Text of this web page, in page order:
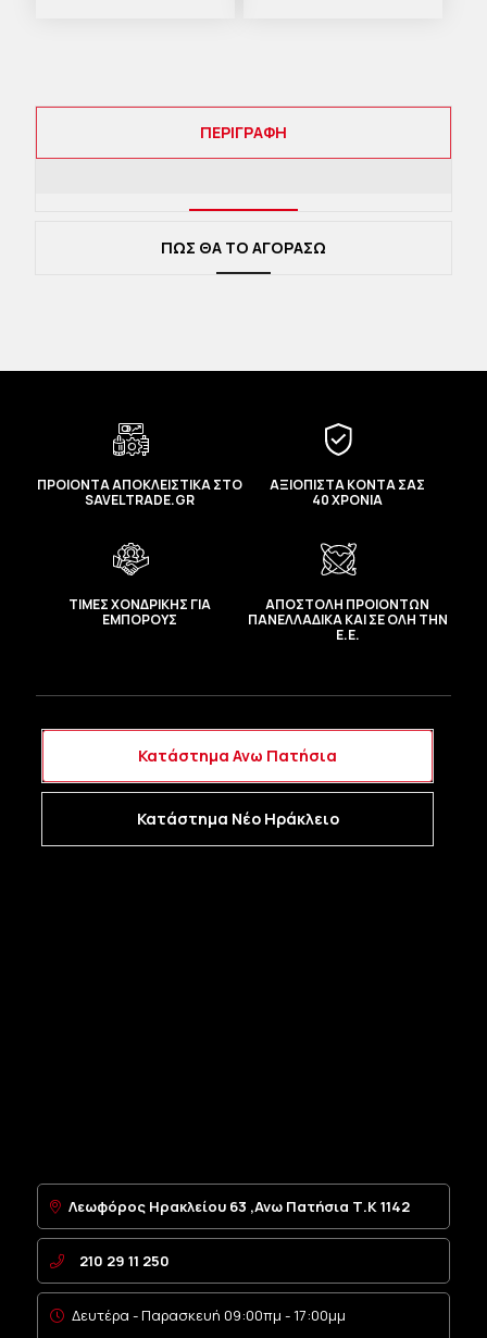
ΠΕΡΙΓΡΑΦΉ
ΠΩΣ ΘΑ ΤΟ ΑΓΟΡΑΣΩ
ΠΡΟΙΟΝΤΑ ΑΠΟΚΛΕΙΣΤΙΚΑ ΣΤΟ
SAVELTRADE.GR
ΑΞΙΟΠΙΣΤΑ ΚΟΝΤΑ ΣΑΣ
40 ΧΡΟΝΙΑ
ΤΙΜΕΣ ΧΟΝΔΡΙΚΗΣ ΓΙΑ
ΕΜΠΟΡΟΥΣ
ΑΠΟΣΤΟΛΗ ΠΡΟΙΟΝΤΩΝ
ΠΑΝΕΛΛΑΔΙΚΑ ΚΑΙ ΣΕ ΟΛΗ ΤΗΝ
Ε.Ε.
Κατάστημα Ανω Πατήσια
Κατάστημα Νέο Ηράκλειο
Λεωφόρος Ηρακλείου 63 ,Ανω Πατήσια Τ.Κ 1142
210 29 11 250
Δευτέρα - Παρασκευή 09:00πμ - 17:00μμ